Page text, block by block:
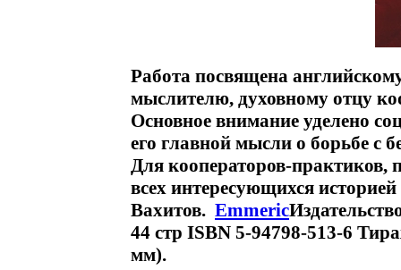
Работа посвящена
мыслителю, духовному отцу
Основное внимание уделено
его главной мысли о борьбе с
Для кооператоров-практиков,
всех интересующихся
Вахитов. Emmeric
44 стр ISBN 5-94798-513-6
мм).